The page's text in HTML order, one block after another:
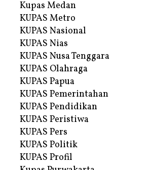
Kupas Medan
KUPAS Metro
KUPAS Nasional
KUPAS Nias
KUPAS Nusa Tenggara
KUPAS Olahraga
KUPAS Papua
KUPAS Pemerintahan
KUPAS Pendidikan
KUPAS Peristiwa
KUPAS Pers
KUPAS Politik
KUPAS Profil